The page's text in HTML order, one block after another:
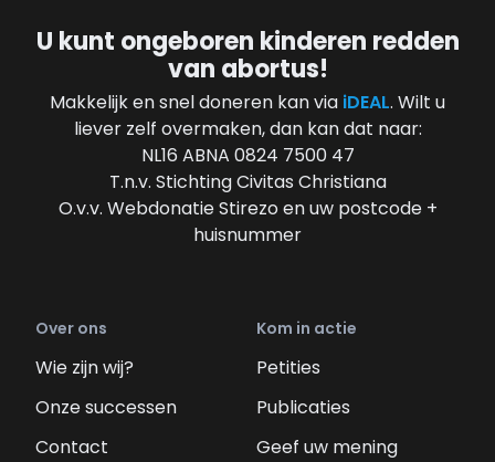
U kunt ongeboren kinderen redden
van abortus!
Makkelijk en snel doneren kan via iDEAL. Wilt u
liever zelf overmaken, dan kan dat naar:
NL16 ABNA 0824 7500 47
T.n.v. Stichting Civitas Christiana
O.v.v. Webdonatie Stirezo en uw postcode +
huisnummer
Over ons
Wie zijn wij?
Onze successen
Contact
Kom in actie
Petities
Publicaties
Geef uw mening